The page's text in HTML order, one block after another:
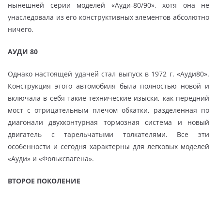
нынешней серии моделей «Ауди-80/90», хотя она не
унаследовала из его конструктивных элементов абсолютно
ничего.
АУДИ 80
Однако настоящей удачей стал выпуск в 1972 г. «Ауди80».
Конструкция этого автомобиля была полностью новой и
включала в себя такие технические изыски, как передний
мост с отрицательным плечом обкатки, разделенная по
диагонали двухконтурная тормозная система и новый
двигатель с тарельчатыми толкателями. Все эти
особенности и сегодня характерны для легковых моделей
«Ауди» и «Фольксвагена».
ВТОРОЕ ПОКОЛЕНИЕ